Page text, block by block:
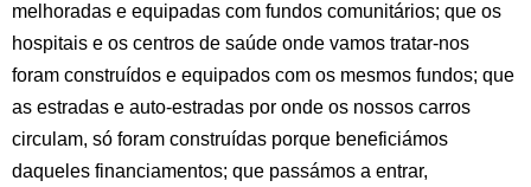
melhoradas e equipadas com fundos comunitários; que os
hospitais e os centros de saúde onde vamos tratar-nos
foram construídos e equipados com os mesmos fundos; que
as estradas e auto-estradas por onde os nossos carros
circulam, só foram construídas porque beneficiámos
daqueles financiamentos; que passámos a entrar,